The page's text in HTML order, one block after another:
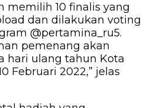
memilih 10 finalis yang
dan dilakukan voting
@pertamina_ru5.
pemenang akan
hari ulang tahun Kota
Februari 2022,” jelas